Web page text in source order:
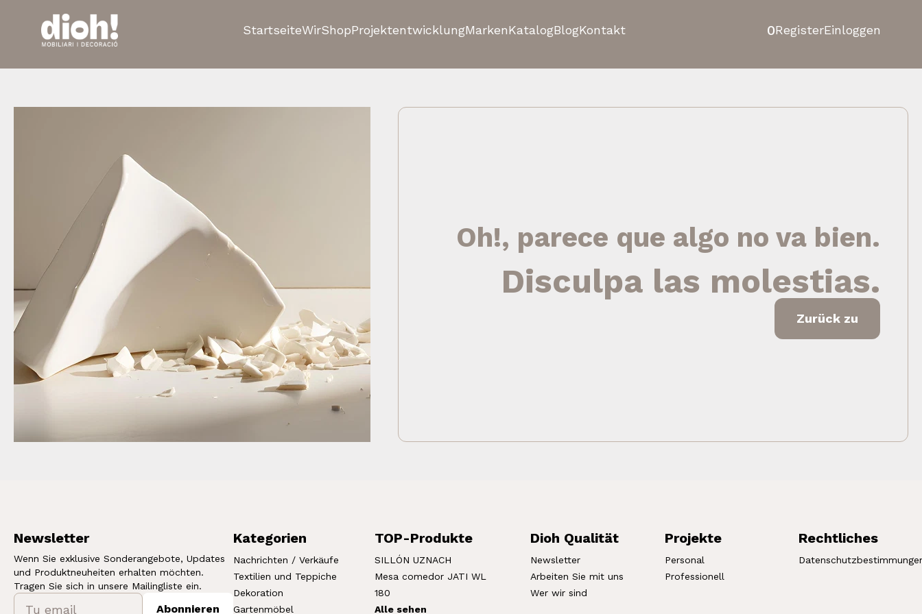
StartseiteWirShopProjektentwicklungMarkenKatalogBlogKontakt 0RegisterEinloggen
Oh!, parece que algo no va bien.
Disculpa las molestias.
Zurück zu
Newsletter
Wenn Sie exklusive Sonderangebote, Updates
und Produktneuheiten erhalten möchten.
Tragen Sie sich in unsere Mailingliste ein.
Abonnieren
Kategorien
Nachrichten / Verkäufe
Textilien und Teppiche
Dekoration
Gartenmöbel
TOP-Produkte
SILLÓN UZNACH
Mesa comedor JATI WL
180
Alle sehen
Dioh Qualität
Newsletter
Arbeiten Sie mit uns
Wer wir sind
Projekte
Personal
Professionell
Rechtliches